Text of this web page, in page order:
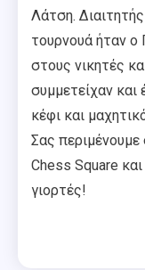
Λάτση.
τουρνουά ήταν ο
στους νικητές
συμμετείχαν και
κέφι και
Σας
Chess Square
γιορτές!